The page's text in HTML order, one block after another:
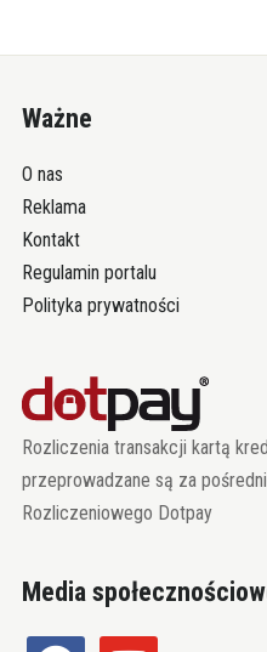
Ważne
O nas
Reklama
Kontakt
Regulamin portalu
Polityka prywatności
Rozliczenia transakcji kartą
przeprowadzane są za
Rozliczeniowego Dotpay
Media